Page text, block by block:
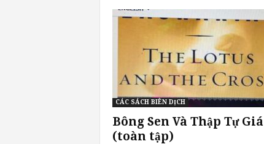
CÁC SÁCH BIÊN DỊCH
Bông Sen Và Thập Tự Giá
(toàn tập)